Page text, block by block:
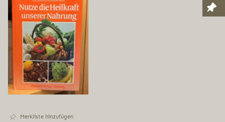
Merkliste hinzufügen